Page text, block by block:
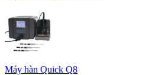
Máy hàn Quick Q8